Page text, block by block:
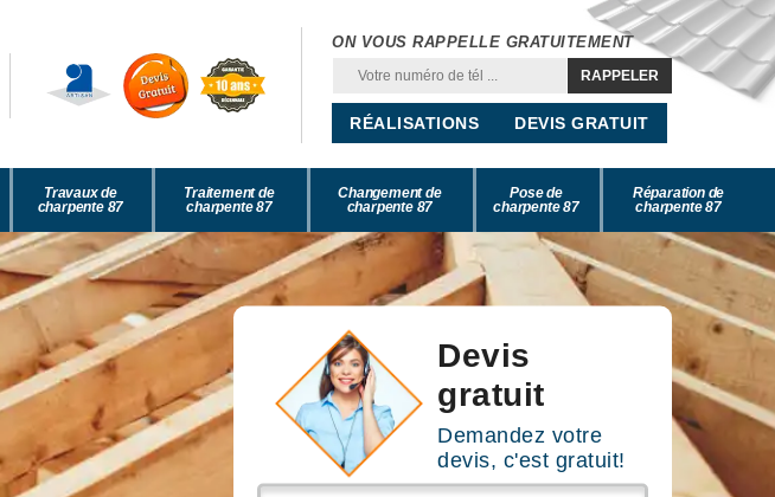
ON VOUS RAPPELLE GRATUITEMENT
RÉALISATIONS DEVIS GRATUIT
Travaux de
charpente 87
Traitement de
charpente 87
Changement de
charpente 87
Pose de
charpente 87
Réparation de
charpente 87
Devis
gratuit
Demandez votre
devis, c'est gratuit!